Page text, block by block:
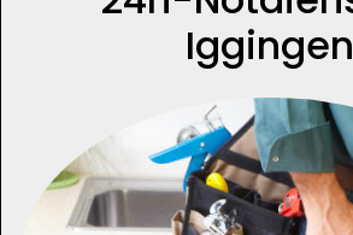
Iggingen